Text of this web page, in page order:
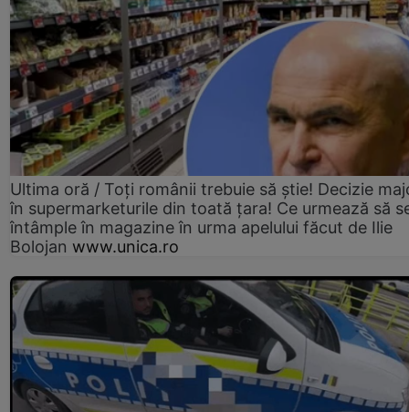
Ultima oră / Toți românii trebuie să știe! Decizie
în supermarketurile din toată țara! Ce urmează să
întâmple în magazine în urma apelului făcut de Ilie
Bolojan www.unica.ro